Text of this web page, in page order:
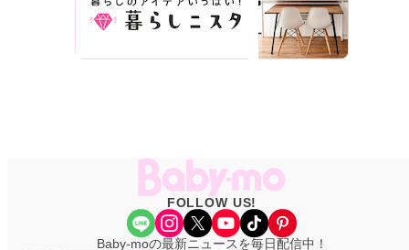
FOLLOW US!
Share Icon Instagram X YouTube TikTok Pinterest
Baby-moの最新ニュースを毎日配信中！